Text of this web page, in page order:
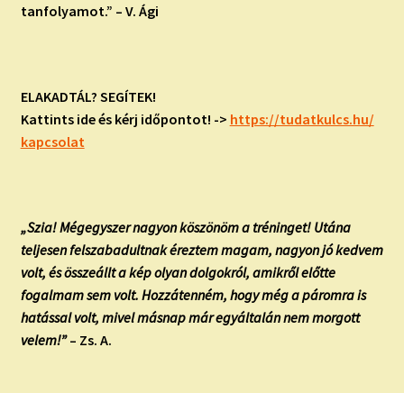
tanfolyamot.” – V. Ági
ELAKADTÁL? SEGÍTEK!
Kattints ide és kérj időpontot! -> https://tudatkulcs.hu/
kapcsolat
„Szia! Mégegyszer nagyon köszönöm a tréninget! Utána
teljesen felszabadultnak éreztem magam, nagyon jó kedvem
volt, és összeállt a kép olyan dolgokról, amikről előtte
fogalmam sem volt. Hozzátenném, hogy még a páromra is
hatással volt, mivel másnap már egyáltalán nem morgott
velem!”– Zs. A.